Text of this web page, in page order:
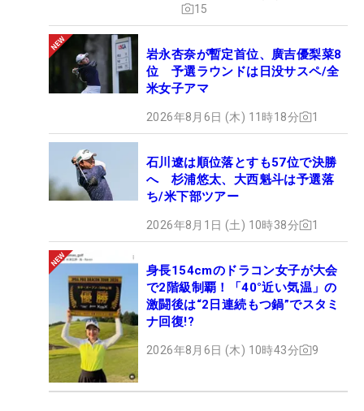
15
岩永杏奈が暫定首位、廣吉優梨菜8
位 予選ラウンドは日没サスペ/全
米女子アマ
2026年8月6日 (木) 11時18分 1
石川遼は順位落とすも57位で決勝
へ 杉浦悠太、大西魁斗は予選落
ち/米下部ツアー
2026年8月1日 (土) 10時38分 1
身長154cmのドラコン女子が大会
で2階級制覇！「40°近い気温」の
激闘後は“2日連続もつ鍋”でスタミ
ナ回復!?
2026年8月6日 (木) 10時43分 9